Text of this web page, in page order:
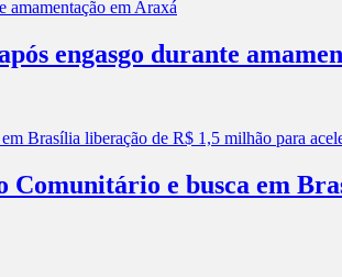
engasgo durante
e busca em